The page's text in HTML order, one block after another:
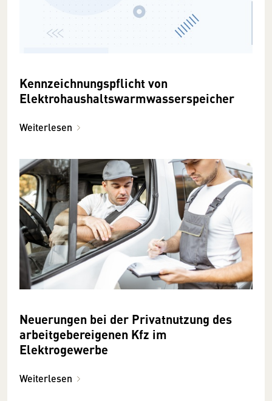
Kennzeichnungspflicht von
Elektrohaushaltswarmwasserspeicher
Weiterlesen
Neuerungen bei der Privatnutzung des
arbeitgebereigenen Kfz im
Elektrogewerbe
Weiterlesen